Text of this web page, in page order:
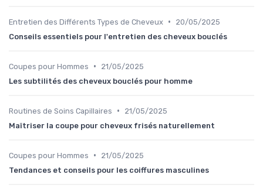
Entretien des Différents Types de Cheveux •
20/05/2025
Conseils essentiels pour l'entretien des cheveux bouclés
Coupes pour Hommes •
21/05/2025
Les subtilités des cheveux bouclés pour homme
Routines de Soins Capillaires •
21/05/2025
Maîtriser la coupe pour cheveux frisés naturellement
Coupes pour Hommes •
21/05/2025
Tendances et conseils pour les coiffures masculines